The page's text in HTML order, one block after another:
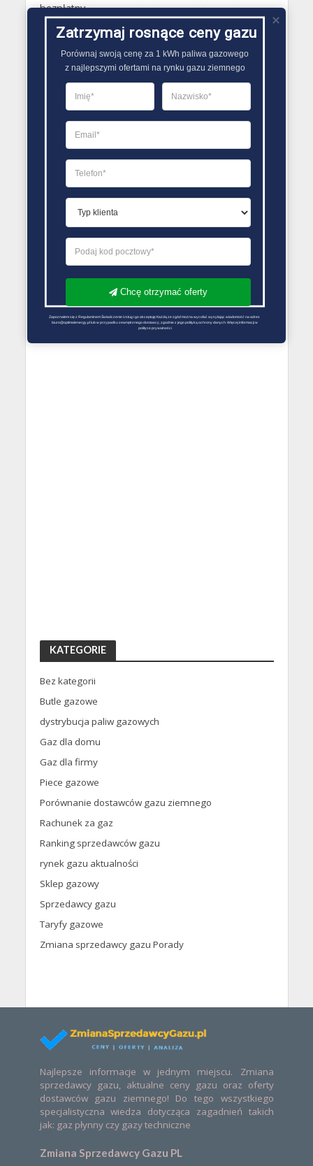
bezpłatny.
Gazy techniczne Barlinek
Butle gazowe Barlinek
Gaz płynny Barlinek
LPG Barlinek
Dostawcy gazu Barlinek
PORÓWNYWARKA OFERT GAZU
KATEGORIE
Bez kategorii
Butle gazowe
dystrybucja paliw gazowych
Gaz dla domu
Gaz dla firmy
Piece gazowe
Porównanie dostawców gazu ziemnego
Rachunek za gaz
Ranking sprzedawców gazu
rynek gazu aktualności
Sklep gazowy
Sprzedawcy gazu
Taryfy gazowe
Zmiana sprzedawcy gazu Porady
Najlepsze informacje w jednym miejscu. Zmiana
sprzedawcy gazu, aktualne ceny gazu oraz oferty
dostawców gazu ziemnego! Do tego wszystkiego
specjalistyczna wiedza dotycząca zagadnień takich
jak: gaz płynny czy gazy techniczne
Zmiana Sprzedawcy Gazu PL
Zatrzymaj rosnące ceny gazu
Porównaj swoją cenę za 1 kWh paliwa gazowego
z najlepszymi ofertami na rynku gazu ziemnego
Chcę otrzymać oferty
Zapoznałem się z Regulaminem Świadczenie Usług i go akceptuję Każdą ze zgód można wycofać wysyłając wiadomość na adres
biuro@optimalenergy.pl lub w przypadku zewnętrznego dostawcy, zgodnie z jego polityką ochrony danych. Więcej informacji w
polityce prywatności